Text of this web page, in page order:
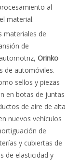
al
material.
materiales de
de
Orinko
de automóviles.
sellos y piezas
en botas de juntas
de aire de alta
nuevos vehículos
de
y cubiertas de
de elasticidad y